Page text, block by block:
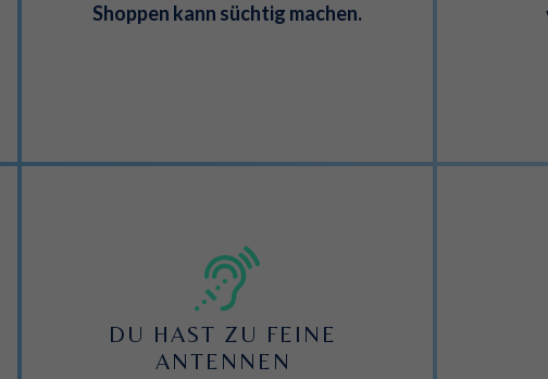
Shoppen kann süchtig machen.
DU HAST ZU FEINE
ANTENNEN